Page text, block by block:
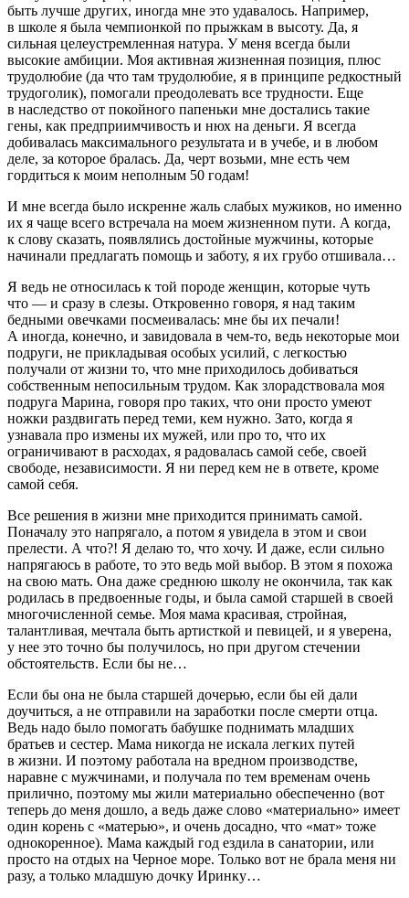
быть лучше других, иногда мне это удавалось. Например,
в школе я была чемпионкой по прыжкам в высоту. Да, я
сильная целеустремленная натура. У меня всегда были
высокие амбиции. Моя активная жизненная позиция, плюс
трудолюбие (да что там трудолюбие, я в принципе редкостный
трудоголик), помогали преодолевать все трудности. Еще
в наследство от покойного папеньки мне достались такие
гены, как предприимчивость и нюх на деньги. Я всегда
добивалась максимального результата и в учебе, и в любом
деле, за которое бралась. Да, черт возьми, мне есть чем
гордиться к моим неполным 50 годам!
И мне всегда было искренне жаль слабых мужиков, но именно
их я чаще всего встречала на моем жизненном пути. А когда,
к слову сказать, появлялись достойные мужчины, которые
начинали предлагать помощь и заботу, я их грубо отшивала…
Я ведь не относилась к той породе женщин, которые чуть
что — и сразу в слезы. Откровенно говоря, я над таким
бедными овечками посмеивалась: мне бы их печали!
А иногда, конечно, и завидовала в чем-то, ведь некоторые мои
подруги, не прикладывая особых усилий, с легкостью
получали от жизни то, что мне приходилось добиваться
собственным непосильным трудом. Как злорадствовала моя
подруга Марина, говоря про таких, что они просто умеют
ножки раздвигать перед теми, кем нужно. Зато, когда я
узнавала про измены их мужей, или про то, что их
ограничивают в расходах, я радовалась самой себе, своей
свободе, независимости. Я ни перед кем не в ответе, кроме
самой себя.
Все решения в жизни мне приходится принимать самой.
Поначалу это напрягало, а потом я увидела в этом и свои
прелести. А что?! Я делаю то, что хочу. И даже, если сильно
напрягаюсь в работе, то это ведь мой выбор. В этом я похожа
на свою мать. Она даже среднюю школу не окончила, так как
родилась в предвоенные годы, и была самой старшей в своей
многочисленной семье. Моя мама красивая, стройная,
талантливая, мечтала быть артисткой и певицей, и я уверена,
у нее это точно бы получилось, но при другом стечении
обстоятельств. Если бы не…
Если бы она не была старшей дочерью, если бы ей дали
доучиться, а не отправили на заработки после смерти отца.
Ведь надо было помогать бабушке поднимать младших
братьев и сестер. Мама никогда не искала легких путей
в жизни. И поэтому работала на вредном производстве,
наравне с мужчинами, и получала по тем временам очень
прилично, поэтому мы жили материально обеспеченно (вот
теперь до меня дошло, а ведь даже слово «материально» имеет
один корень с «матерью», и очень досадно, что «мат» тоже
однокоренное). Мама каждый год ездила в санатории, или
просто на отдых на Черное море. Только вот не брала меня ни
разу, а только младшую дочку Иринку…